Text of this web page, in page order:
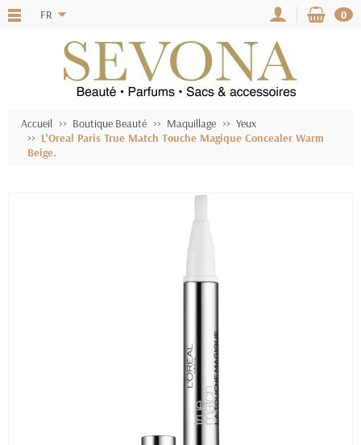
FR 0
Accueil Boutique Beauté Maquillage
Yeux
L'Oreal Paris True Match Touche Magique Concealer Warm
Beige.